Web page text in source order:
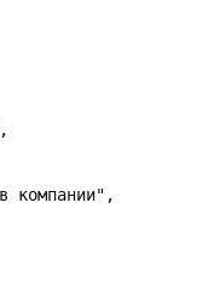
компании",